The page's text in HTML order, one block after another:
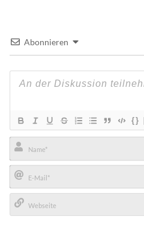
Abonnieren
{}
Name*
E-
Mail*